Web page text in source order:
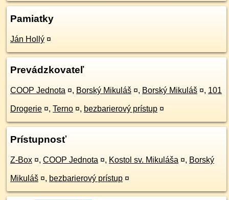
Pamiatky
Ján Hollý ¤
Prevádzkovateľ
COOP Jednota ¤, Borský Mikuláš ¤, Borský Mikuláš ¤, 101
Drogerie ¤, Terno ¤, bezbarierový prístup ¤
Prístupnosť
Z-Box ¤, COOP Jednota ¤, Kostol sv. Mikuláša ¤, Borský
Mikuláš ¤, bezbarierový prístup ¤